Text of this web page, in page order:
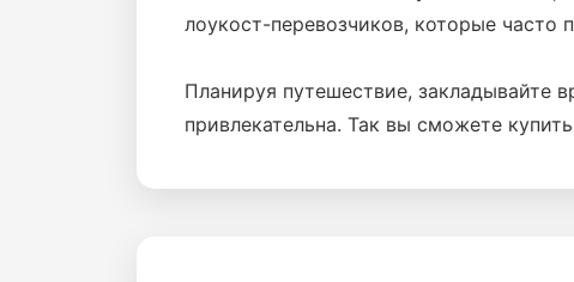
лоукост-перевозчиков, которые
Планируя путешествие, закладывайте
привлекательна. Так вы сможете